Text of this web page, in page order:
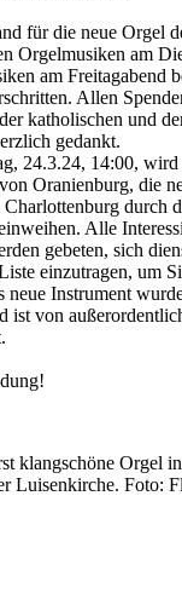
für die neue Orgel
Orgelmusiken am
am Freitagabend
Allen
katholischen und
gedankt.
24.3.24, 14:00, wird
Oranienburg, die
durch
Alle
gebeten, sich
einzutragen, um
neue Instrument
ist von
klangschöne Orgel
Luisenkirche. Foto: